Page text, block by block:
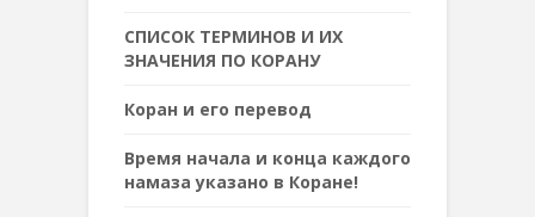
СПИСОК ТЕРМИНОВ И ИХ
ЗНАЧЕНИЯ ПО КОРАНУ
Коран и его перевод
Время начала и конца каждого
намаза указано в Коране!